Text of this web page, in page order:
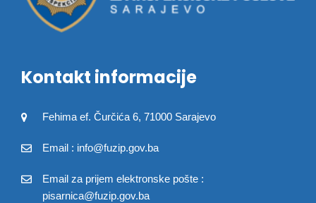
Kontakt informacije
Fehima ef. Čurčića 6, 71000 Sarajevo
Email : info@fuzip.gov.ba
Email za prijem elektronske pošte :
pisarnica@fuzip.gov.ba